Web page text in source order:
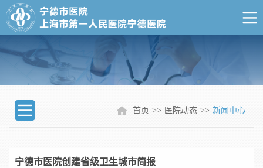
首页 >> 医院动态 >> 新闻中心
宁德市医院创建省级卫生城市简报